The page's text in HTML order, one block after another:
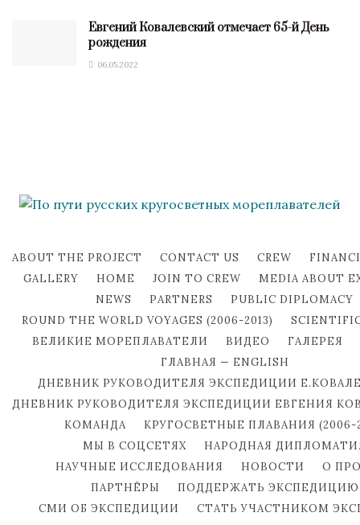
Евгений Ковалевский отмечает 65-й День
рождения
06.05.2022
ABOUT THE PROJECT CONTACT US CREW
GALLERY
HOME JOIN TO CREW
MEDIA ABOUT
NEWS
PARTNERS
PUBLIC DIPLOMACY
ROUND THE WORLD VOYAGES (2006-2013)
ВЕЛИКИЕ МОРЕПЛАВАТЕЛИ
ВИДЕО
ГАЛЕРЕЯ
ГЛАВНАЯ — ENGLISH
ДНЕВНИК РУКОВОДИТЕЛЯ ЭКСПЕДИЦИИ
ДНЕВНИК РУКОВОДИТЕЛЯ ЭКСПЕДИЦИИ ЕВГЕНИЯ
КОМАНДА
КРУГОСВЕТНЫЕ ПЛАВАНИЯ (2006-
МЫ В СОЦСЕТЯХ
НАРОДНАЯ
НАУЧНЫЕ ИССЛЕДОВАНИЯ
НОВОСТИ
О
ПАРТНЁРЫ
ПОДДЕРЖАТЬ ЭКСПЕДИЦИЮ
СМИ ОБ ЭКСПЕДИЦИИ
СТАТЬ УЧАСТНИКОМ